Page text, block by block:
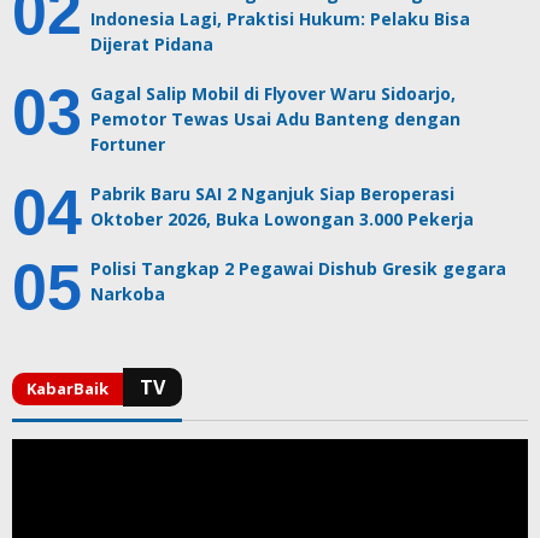
Indonesia Lagi, Praktisi Hukum: Pelaku Bisa
Dijerat Pidana
Gagal Salip Mobil di Flyover Waru Sidoarjo,
Pemotor Tewas Usai Adu Banteng dengan
Fortuner
Pabrik Baru SAI 2 Nganjuk Siap Beroperasi
Oktober 2026, Buka Lowongan 3.000 Pekerja
Polisi Tangkap 2 Pegawai Dishub Gresik gegara
Narkoba